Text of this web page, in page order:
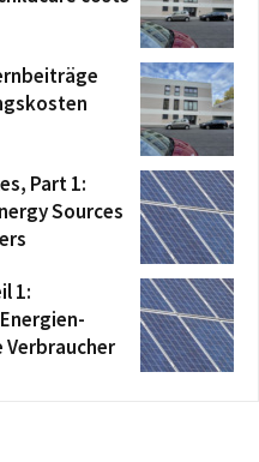
Part 1:
Sources
1:
Verbraucher